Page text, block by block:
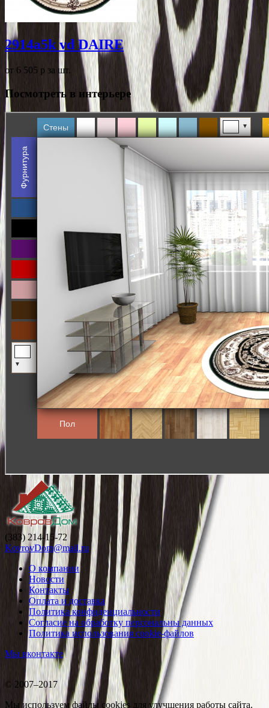
2914a5k vd DAIRE
от 6 505 p за шт.
Посмотреть в интерьере
(383) 214-15-72
KovrovDom@mail.ru
О компании
Новости
Контакты
Оплата и доставка
Политика конфиденциальности
Согласие на обработку персональны данных
Политика использования cookie-файлов
Мы вконтакте
© 2007–2017
Мы используем файлы cookies для улучшения работы сайта.